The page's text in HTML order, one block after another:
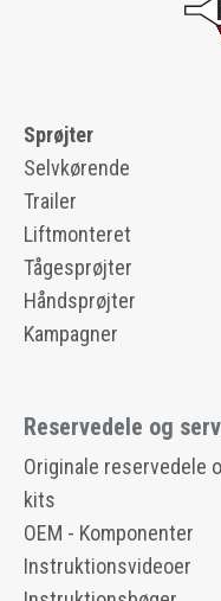
Sprøjter
Selvkørende
Trailer
Liftmonteret
Tågesprøjter
Håndsprøjter
Kampagner
Reservedele og
Originale reservedele
kits
OEM - Komponenter
Instruktionsvideoer